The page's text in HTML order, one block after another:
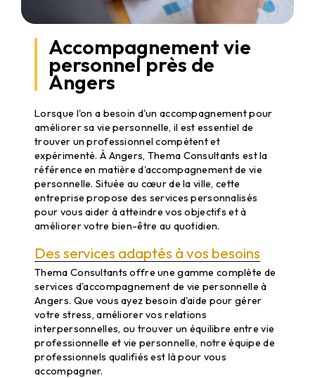
Accompagnement vie
personnel près de
Angers
Accompagnement vie personnel à Angers
Lorsque l'on a besoin d'un accompagnement pour
améliorer sa vie personnelle, il est essentiel de
trouver un professionnel compétent et
expérimenté. À Angers, Thema Consultants est la
référence en matière d'accompagnement de vie
personnelle. Située au cœur de la ville, cette
entreprise propose des services personnalisés
pour vous aider à atteindre vos objectifs et à
améliorer votre bien-être au quotidien.
Des services adaptés à vos besoins
Thema Consultants offre une gamme complète de
services d'accompagnement de vie personnelle à
Angers. Que vous ayez besoin d'aide pour gérer
votre stress, améliorer vos relations
interpersonnelles, ou trouver un équilibre entre vie
professionnelle et vie personnelle, notre équipe de
professionnels qualifiés est là pour vous
accompagner.